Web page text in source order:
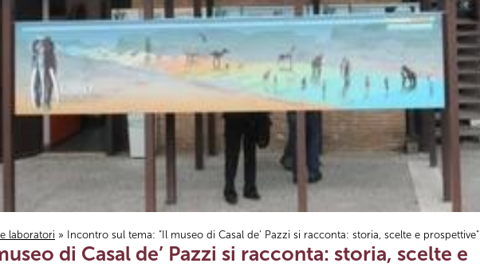
laboratori » Incontro sul tema: "Il museo di Casal de’ Pazzi si racconta: storia, scelte e prospettive"
di Casal de’ Pazzi si racconta: storia, scelte e